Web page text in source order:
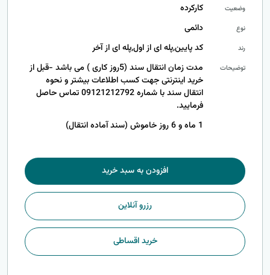
وضعیت کارکرده
نوع دائمی
رند کد پایین,پله ای از اول,پله ای از آخر
توضیحات
مدت زمان انتقال سند (5روز کاری ) می باشد -قبل از
خرید اینترنتی جهت کسب اطلاعات بیشتر و نحوه
انتقال سند با شماره 09121212792 تماس حاصل
فرمایید.
1 ماه و 6 روز خاموش (سند آماده انتقال)
افزودن به سبد خرید
رزرو آنلاین
خرید اقساطی